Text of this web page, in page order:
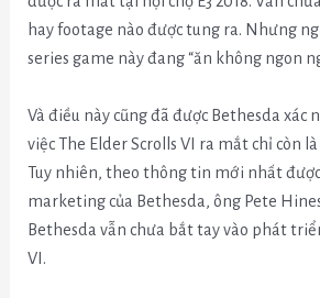
hay footage nào được tung ra. Nhưng
series game này đang “ăn không ngon
Và điều này cũng đã được Bethesda xác
việc The Elder Scrolls VI ra mắt chỉ còn
Tuy nhiên, theo thông tin mới nhất
marketing của Bethesda, ông Pete
Bethesda vẫn chưa bắt tay vào phát
VI.